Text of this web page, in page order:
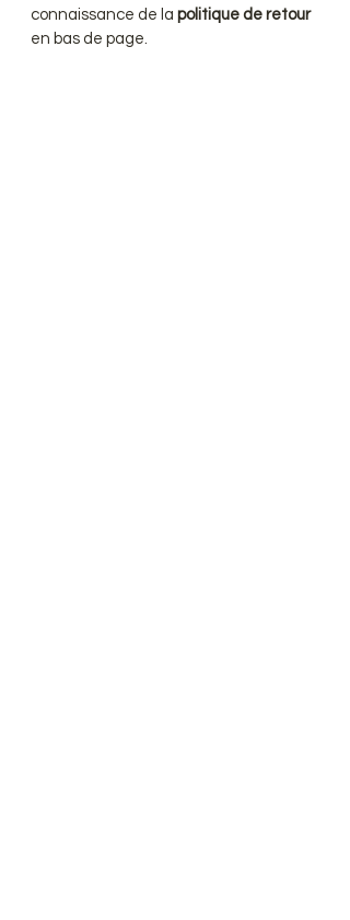
connaissance de la politique de retour
en bas de page.